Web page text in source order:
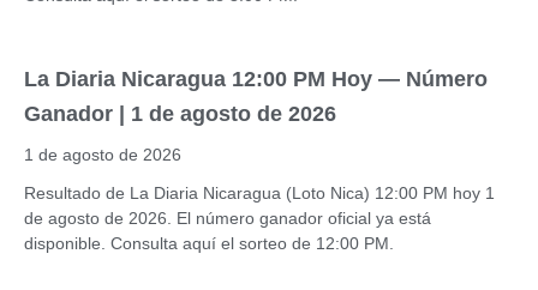
La Diaria Nicaragua 12:00 PM Hoy — Número
Ganador | 1 de agosto de 2026
1 de agosto de 2026
Resultado de La Diaria Nicaragua (Loto Nica) 12:00 PM hoy 1
de agosto de 2026. El número ganador oficial ya está
disponible. Consulta aquí el sorteo de 12:00 PM.